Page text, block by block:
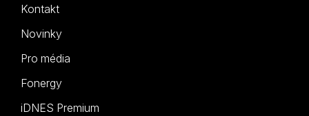
Kontakt
Novinky
Pro média
Fonergy
iDNES Premium